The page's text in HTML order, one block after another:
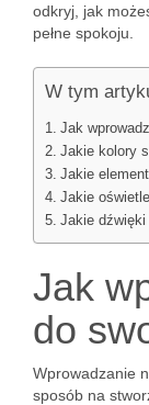
odkryj, jak
pełne spokoju.
W tym
Jak
Jakie kolory
Jakie
Jakie
Jakie
Jak
do
Wprowadzanie
sposób na